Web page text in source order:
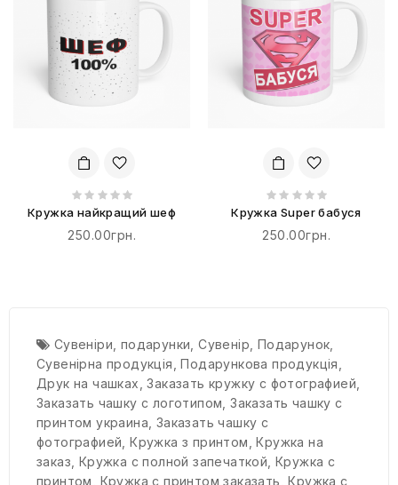
Кружка найкращий шеф
250.00грн.
Кружка Super бабуся
250.00грн.
Сувеніри, подарунки,Сувенір, Подарунок,
Сувенірна продукція,Подарункова продукція,
Друк на чашках,Заказать кружку с фотографией,
Заказать чашку с логотипом,Заказать чашку с
принтом украина, Заказать чашку с
фотографией,Кружка з принтом,Кружка на
заказ, Кружка с полной запечаткой,Кружка с
принтом, Кружка с принтом заказать,Кружка с